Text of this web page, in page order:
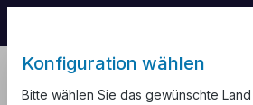
Konfiguration wählen
Bitte wählen Sie das gewünschte